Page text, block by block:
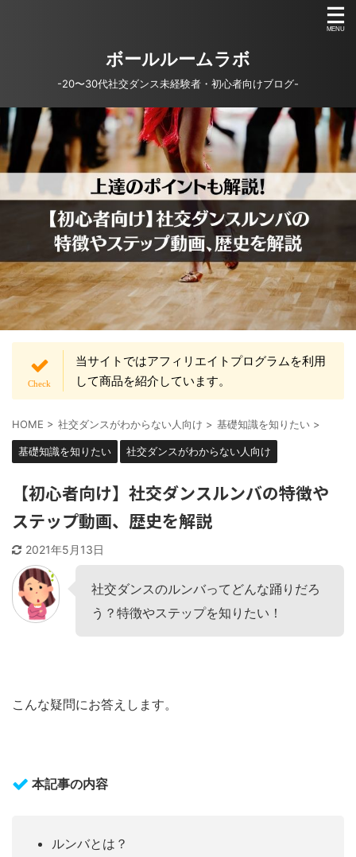
ボールルームラボ
-20〜30代社交ダンス未経験者・初心者向けブログ-
当サイトではアフィリエイトプログラムを利用
して商品を紹介しています。
HOME > 社交ダンスがわからない人向け > 基礎知識を知りたい >
基礎知識を知りたい 社交ダンスがわからない人向け
【初心者向け】社交ダンスルンバの特徴や
ステップ動画、歴史を解説
2021年5月13日
社交ダンスのルンバってどんな踊りだろ
う？特徴やステップを知りたい！
こんな疑問にお答えします。
本記事の内容
ルンバとは？